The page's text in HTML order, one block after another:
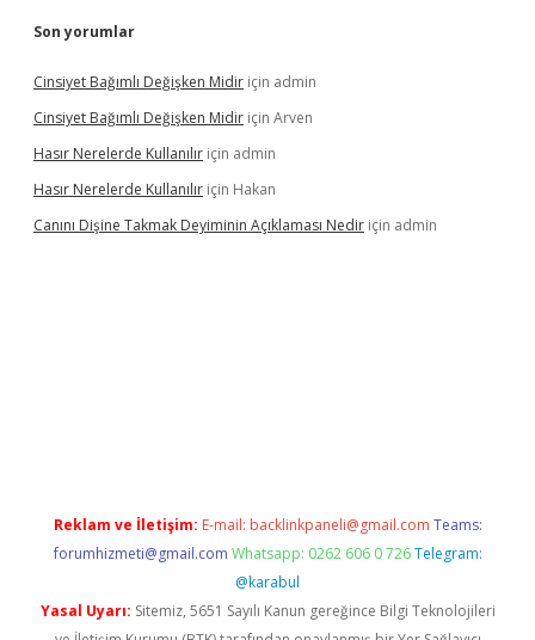
Son yorumlar
Cinsiyet Bağımlı Değişken Midir için admin
Cinsiyet Bağımlı Değişken Midir için Arven
Hasır Nerelerde Kullanılır için admin
Hasır Nerelerde Kullanılır için Hakan
Canını Dişine Takmak Deyiminin Açıklaması Nedir için admin
Reklam ve İletişim: E-mail: backlinkpaneli@gmail.com Teams:
forumhizmeti@gmail.com Whatsapp: 0262 606 0 726 Telegram:
@karabul
Yasal Uyarı: Sitemiz, 5651 Sayılı Kanun gereğince Bilgi Teknolojileri